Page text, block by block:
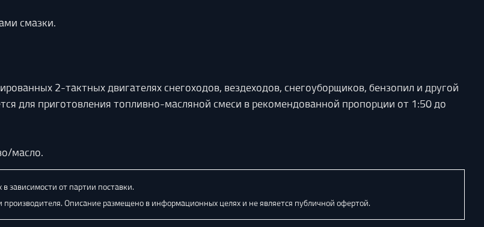
смазки.
2-тактных двигателях снегоходов, вездеходов, снегоуборщиков, бензопил и другой
для приготовления топливно-масляной смеси в рекомендованной пропорции от 1:50 до
масло.
зависимости от партии поставки.
производителя. Описание размещено в информационных целях и не является публичной офертой.